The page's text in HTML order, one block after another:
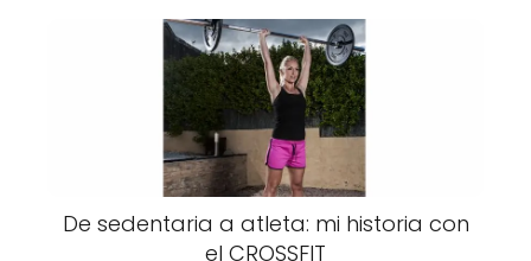
De sedentaria a atleta: mi historia con
el CROSSFIT